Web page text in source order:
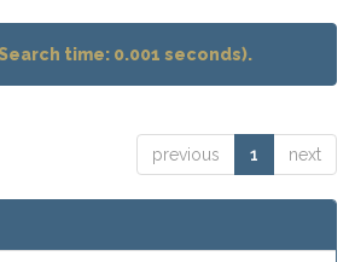
time: 0.001 seconds).
previous 1 next